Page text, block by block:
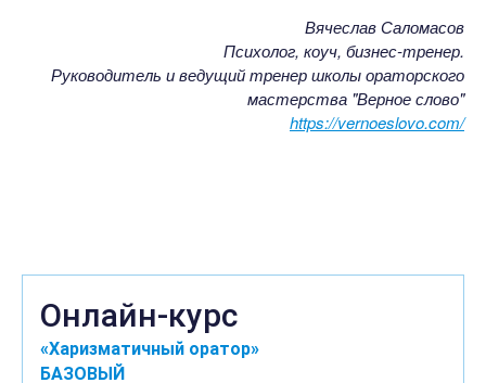
Вячеслав Саломасов
Психолог, коуч, бизнес-тренер.
Руководитель и ведущий тренер школы ораторского
мастерства "Верное слово"
https://vernoeslovo.com/
Онлайн-курс
«Харизматичный оратор»
БАЗОВЫЙ